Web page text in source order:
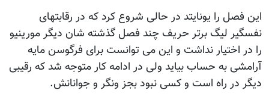
این فصل را یونایتد در حالی شروع کرد که در رقابتهای
نفسگیر لیگ برتر حریف چند فصل گذشته شان دیگر مورینیو
را در اختیار نداشت و این می توانست برای فرگوسن مایه
آرامشی به حساب بیاید ولی در ادامه کار متوجه شد که رقیبی
دیگر در راه است و کسی نبود بجز ونگر و جوانانش.